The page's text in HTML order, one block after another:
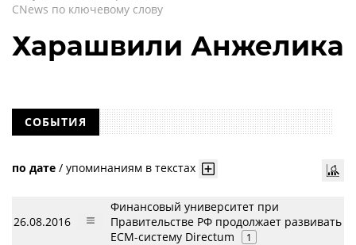
CNews по ключевому слову
Харашвили Анжелика
СОБЫТИЯ
по дате / упоминаниям в текстах
26.08.2016
Финансовый университет при
Правительстве РФ продолжает развивать
ECM-систему Directum
1